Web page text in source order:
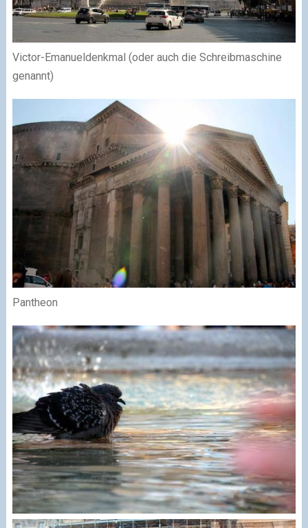
Victor-Emanueldenkmal (oder auch die Schreibmaschine
genannt)
Pantheon